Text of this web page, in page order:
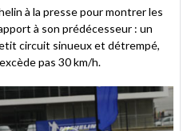
à la presse pour montrer les
à son prédécesseur : un
circuit sinueux et détrempé,
pas 30 km/h.